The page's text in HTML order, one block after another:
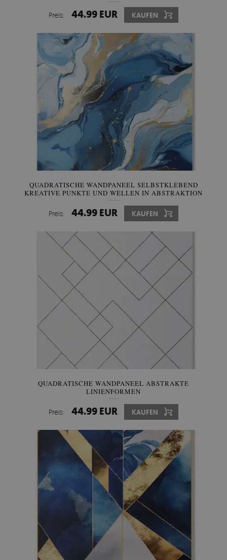
ANSATZ
Preis: 44.99 EUR KAUFEN
QUADRATISCHE WANDPANEEL SELBSTKLEBEND
KREATIVE PUNKTE UND WELLEN IN ABSTRAKTION
Preis: 44.99 EUR KAUFEN
QUADRATISCHE WANDPANEEL ABSTRAKTE
LINIENFORMEN
Preis: 44.99 EUR KAUFEN